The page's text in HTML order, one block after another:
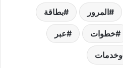
المرور بطاقة
خطوات عبر
وخدمات